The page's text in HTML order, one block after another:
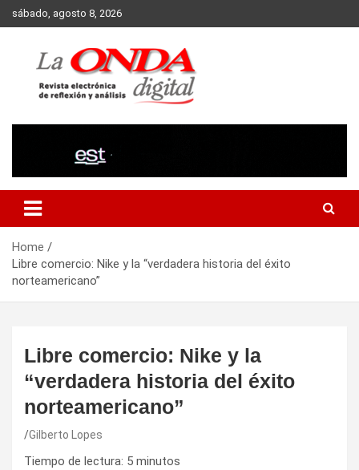
Skip
to
sábado, agosto 8, 2026
Home
Libre comercio: Nike y la “verdadera historia del éxito
norteamericano”
Libre comercio: Nike y la
“verdadera historia del éxito
norteamericano”
Gilberto Lopes
Tiempo de lectura: 5 minutos